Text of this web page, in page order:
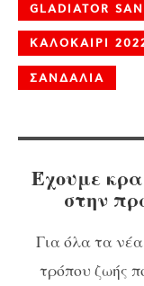
GLADIATOR
ΚΑΛΟΚΑΙΡΙ
ΣΑΝΔΑΛΙΑ
Έχουμε
στην
Για όλα τα
τρόπου ζωής